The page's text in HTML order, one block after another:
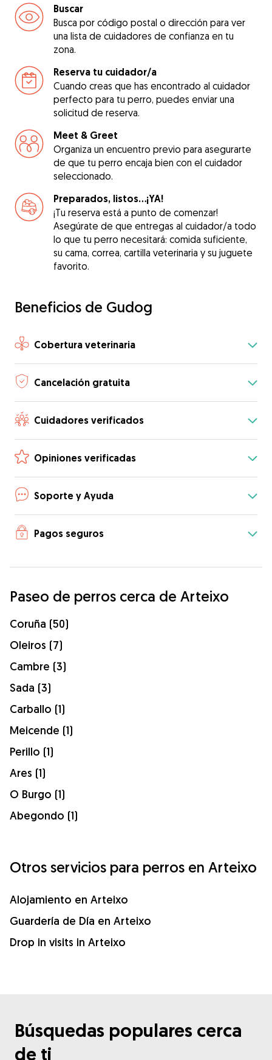
Buscar
Busca por código postal o dirección para ver
una lista de cuidadores de confianza en tu
zona.
Reserva tu cuidador/a
Cuando creas que has encontrado al cuidador
perfecto para tu perro, puedes enviar una
solicitud de reserva.
Meet & Greet
Organiza un encuentro previo para asegurarte
de que tu perro encaja bien con el cuidador
seleccionado.
Preparados, listos...¡YA!
¡Tu reserva está a punto de comenzar!
Asegúrate de que entregas al cuidador/a todo
lo que tu perro necesitará: comida suficiente,
su cama, correa, cartilla veterinaria y su juguete
favorito.
Beneficios de Gudog
Cobertura veterinaria
Cancelación gratuita
Cuidadores verificados
Opiniones verificadas
Soporte y Ayuda
Pagos seguros
Paseo de perros cerca de Arteixo
Coruña (50)
Oleiros (7)
Cambre (3)
Sada (3)
Carballo (1)
Meicende (1)
Perillo (1)
Ares (1)
O Burgo (1)
Abegondo (1)
Otros servicios para perros en Arteixo
Alojamiento en Arteixo
Guardería de Día en Arteixo
Drop in visits in Arteixo
Búsquedas populares cerca
de ti